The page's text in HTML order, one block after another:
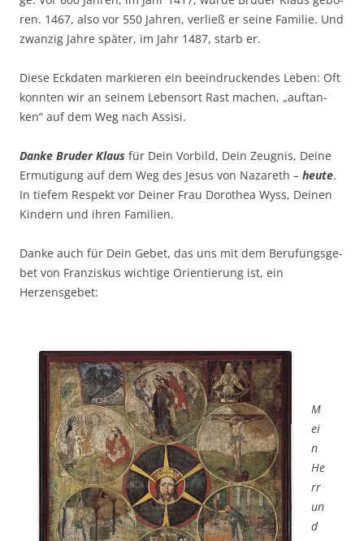
ren. 1467, also vor 550 Jah­ren, ver­ließ er sei­ne Fami­lie. Und
zwan­zig Jah­re spä­ter, im Jahr 1487, starb er.
Die­se Eck­da­ten mar­kie­ren ein beein­dru­cken­des Leben: Oft
konn­ten wir an sei­nem Lebens­ort Rast machen, „auf­tan­
ken“ auf dem Weg nach Assisi.
Dan­ke Bru­der Klaus für Dein Vor­bild, Dein Zeug­nis, Dei­ne
Ermu­ti­gung auf dem Weg des Jesus von Naza­reth – heu­te.
In tie­fem Respekt vor Dei­ner Frau Doro­thea Wyss, Dei­nen
Kin­dern und ihren Familien.
Dan­ke auch für Dein Gebet, das uns mit dem Beru­fungs­ge­
bet von Fran­zis­kus wich­ti­ge Ori­en­tie­rung ist, ein
Herzensgebet:
M
ei
n
He
rr
un
d